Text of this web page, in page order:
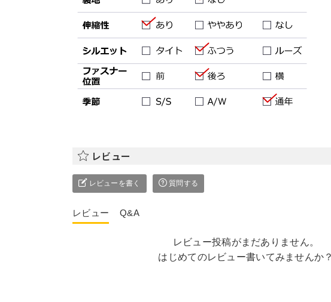
レビュー
レビューを書く 質問する
レビュー Q&A
レビュー投稿がまだありません。
はじめてのレビュー書いてみませんか？